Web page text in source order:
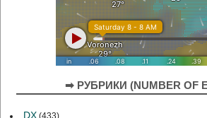
➡ РУБРИКИ (NUMBER OF
DX (433)